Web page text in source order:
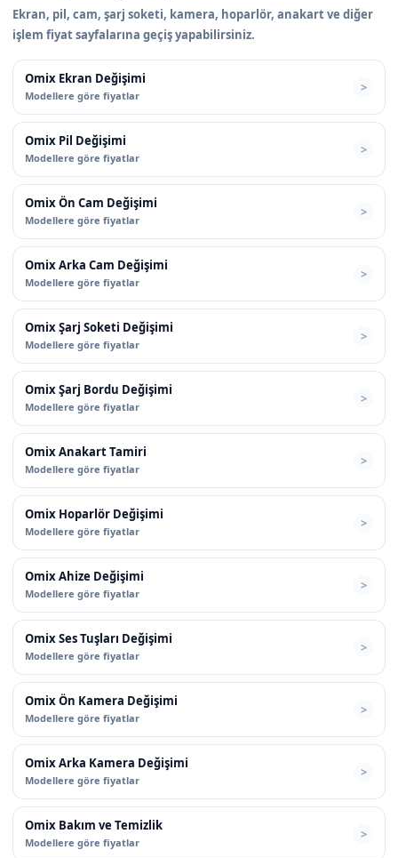
Ekran, pil, cam, şarj soketi, kamera, hoparlör, anakart ve diğer
işlem fiyat sayfalarına geçiş yapabilirsiniz.
Omix Ekran Değişimi
Modellere göre fiyatlar
Omix Pil Değişimi
Modellere göre fiyatlar
Omix Ön Cam Değişimi
Modellere göre fiyatlar
Omix Arka Cam Değişimi
Modellere göre fiyatlar
Omix Şarj Soketi Değişimi
Modellere göre fiyatlar
Omix Şarj Bordu Değişimi
Modellere göre fiyatlar
Omix Anakart Tamiri
Modellere göre fiyatlar
Omix Hoparlör Değişimi
Modellere göre fiyatlar
Omix Ahize Değişimi
Modellere göre fiyatlar
Omix Ses Tuşları Değişimi
Modellere göre fiyatlar
Omix Ön Kamera Değişimi
Modellere göre fiyatlar
Omix Arka Kamera Değişimi
Modellere göre fiyatlar
Omix Bakım ve Temizlik
Modellere göre fiyatlar